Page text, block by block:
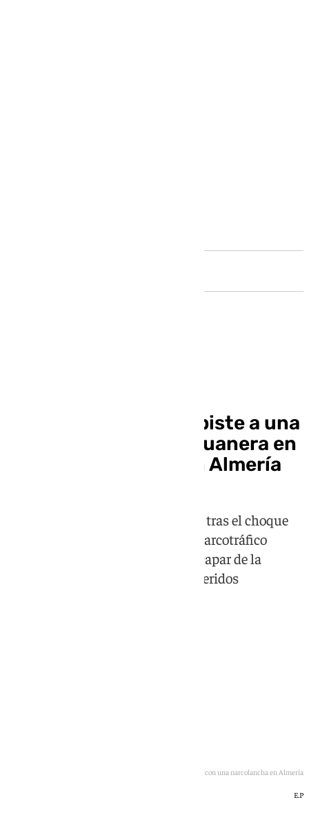
Una narcolancha embiste a una
nave de Vigilancia Aduanera en
plena persecución en Almería
La patrullera 'Audaz' sufrió daños tras el choque
durante una operación contra el narcotráfico
donde los tripulantes lograron escapar de la
embarcación y no hubo agentes heridos
Nave de Vigilancia Aduanera tras el choque con una narcolancha en Almería
E.P